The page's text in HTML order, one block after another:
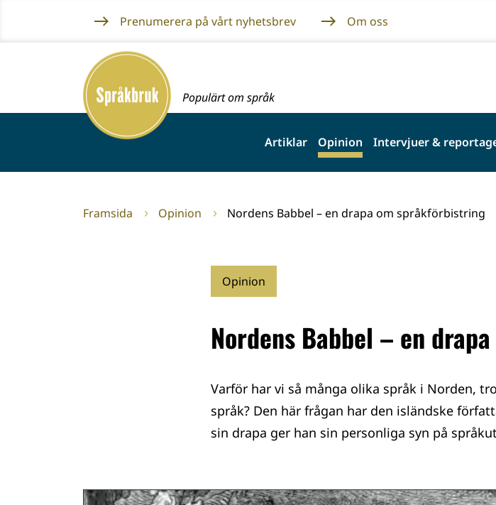
innehållet
Prenumerera på vårt nyhetsbrev Om oss
Framsida
Populärt om språk
Artiklar Opinion Intervjuer &
Framsida Opinion Nordens Babbel – en drapa om språkförbistring
Opinion
Nordens Babbel – en
Varför har vi så många olika språk i Norden,
språk? Den här frågan har den isländske
sin drapa ger han sin personliga syn på